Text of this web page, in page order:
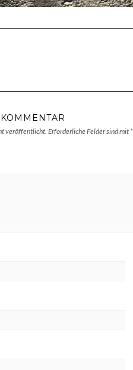
veröffentlicht. Erforderliche Felder sind mit *